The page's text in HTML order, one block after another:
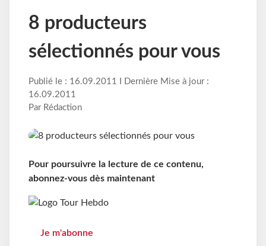
8 producteurs
sélectionnés pour vous
Publié le : 16.09.2011 I Dernière Mise à jour :
16.09.2011
Par Rédaction
Pour poursuivre la lecture de ce contenu,
abonnez-vous dès maintenant
Je m'abonne